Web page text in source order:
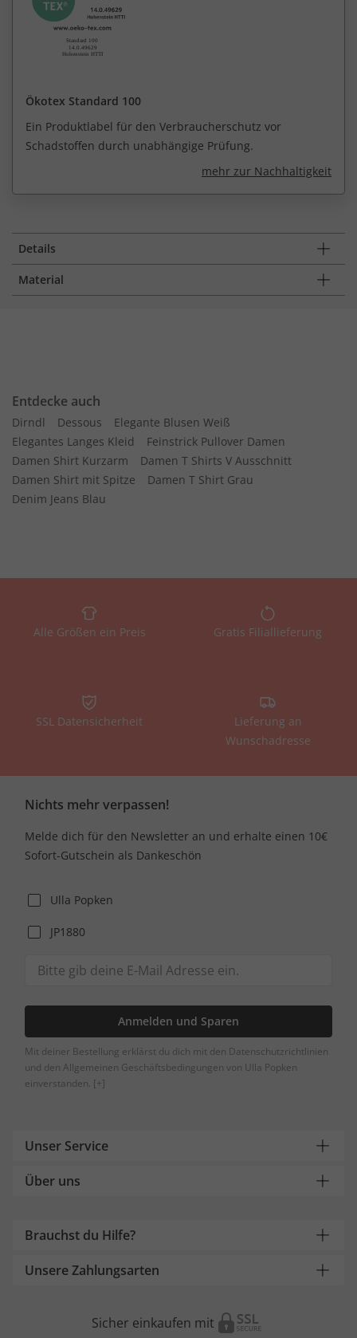
Ökotex Standard 100
Ein Produktlabel für den Verbraucherschutz vor
Schadstoffen durch unabhängige Prüfung.
mehr zur Nachhaltigkeit
Details
Material
Entdecke auch
Dirndl Dessous
Elegante Blusen Weiß
Elegantes Langes Kleid
Feinstrick Pullover Damen
Damen Shirt Kurzarm
Damen T Shirts V Ausschnitt
Damen Shirt mit Spitze
Damen T Shirt Grau
Denim Jeans Blau
Alle Größen ein Preis Gratis Filiallieferung
SSL Datensicherheit
Lieferung an
Wunschadresse
Nichts mehr verpassen!
Melde dich für den Newsletter an und erhalte einen 10€
Sofort-Gutschein als Dankeschön
Ulla Popken
JP1880
Anmelden und Sparen
Mit deiner Bestellung erklärst du dich mit den Datenschutzrichtlinien
und den Allgemeinen Geschäftsbedingungen von Ulla Popken
einverstanden. [+]
Unser Service
Über uns
Brauchst du Hilfe?
Unsere Zahlungsarten
Sicher einkaufen mit